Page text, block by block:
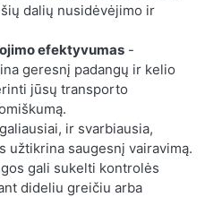
dalių nusidėvėjimo ir
efektyvumas -
geresnį padangų ir kelio
jūsų transporto
ir svarbiausia,
užtikrina saugesnį vairavimą.
gali sukelti kontrolės
dideliu greičiu arba